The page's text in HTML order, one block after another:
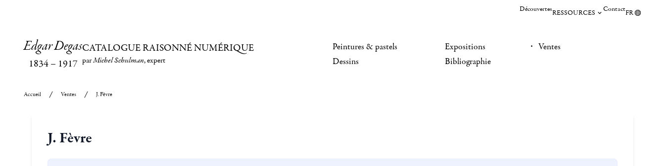
DécouvertesRESSOURCES ContactFR
Edgar Degas
1834– 1917
CATALOGUE RAISONNÉ NUMÉRIQUE
parMichel Schulman, expert
Peintures & pastels
Dessins
Expositions
Bibliographie
Ventes
Accueil Ventes J. Fèvre
J. Fèvre